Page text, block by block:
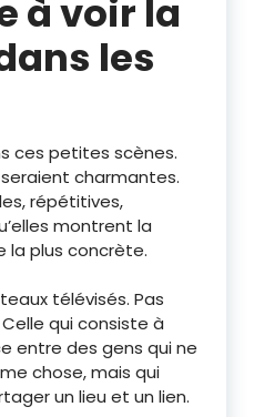
à voir la
les
ces petites scènes.
charmantes.
répétitives,
montrent la
la plus concrète.
télévisés. Pas
qui consiste à
entre des gens qui ne
chose, mais qui
un lieu et un lien.